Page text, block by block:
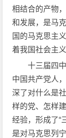
相结合的产物
和发展，是马
国的马克思主
着我国社会主
十三届四
中国共产党人
深了对什么是
样的党、怎样
经验，形成了“
是对马克思列